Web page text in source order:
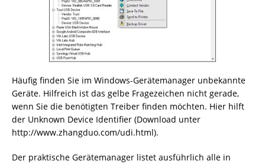
Häufig finden Sie im Windows-Gerätemanager unbekannte
Geräte. Hilfreich ist das gelbe Fragezeichen nicht gerade,
wenn Sie die benötigten Treiber finden möchten. Hier hilft
der Unknown Device Identifier (Download unter
http://www.zhangduo.com/udi.html).
Der praktische Gerätemanager listet ausführlich alle in